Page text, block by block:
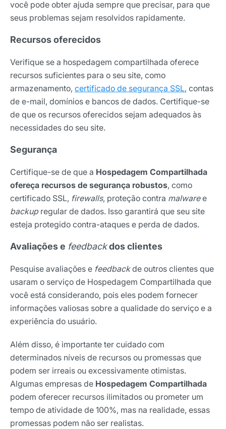
você pode obter ajuda sempre que precisar, para que
seus problemas sejam resolvidos rapidamente.
Recursos oferecidos
Verifique se a hospedagem compartilhada oferece
recursos suficientes para o seu site, como
armazenamento, certificado de segurança SSL, contas
de e-mail, domínios e bancos de dados. Certifique-se
de que os recursos oferecidos sejam adequados às
necessidades do seu site.
Segurança
Certifique-se de que a Hospedagem Compartilhada
ofereça recursos de segurança robustos, como
certificado SSL, firewalls, proteção contra malwaree
backup regular de dados. Isso garantirá que seu site
esteja protegido contra-ataques e perda de dados.
Avaliações e feedbackdos clientes
Pesquise avaliações e feedbackde outros clientes que
usaram o serviço de Hospedagem Compartilhada que
você está considerando, pois eles podem fornecer
informações valiosas sobre a qualidade do serviço e a
experiência do usuário.
Além disso, é importante ter cuidado com
determinados níveis de recursos ou promessas que
podem ser irreais ou excessivamente otimistas.
Algumas empresas de Hospedagem Compartilhada
podem oferecer recursos ilimitados ou prometer um
tempo de atividade de 100%, mas na realidade, essas
promessas podem não ser realistas.